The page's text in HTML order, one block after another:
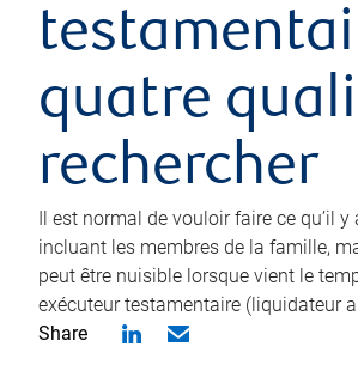
quatre
rechercher
Il est normal de vouloir faire ce qu’il y
incluant les membres de la famille,
peut être nuisible lorsque vient le
exécuteur testamentaire (liquidateur
Share